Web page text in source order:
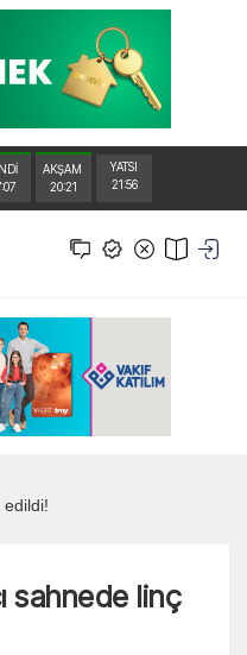
AKŞAM
20:21
YATSI
21:56
edildi!
sahnede linç